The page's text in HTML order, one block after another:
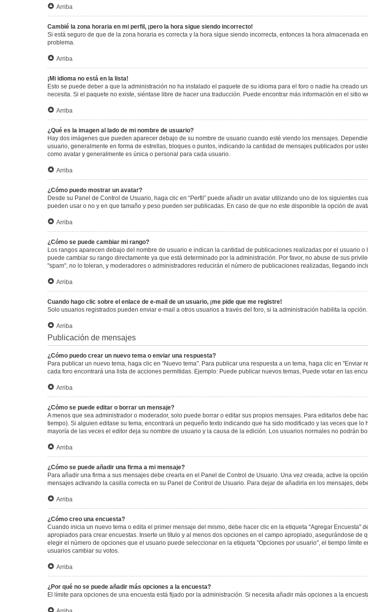
Arriba
Cambié la zona horaria en mi perfil, ¡pero la hora sigue siendo incorrecto!
Si está seguro de que de la zona horaria es correcta y la hora sigue siendo incorrecta, entonces la hora almacenada
problema.
Arriba
¡Mi idioma no está en la lista!
Esto se puede deber a que la administración no ha instalado el paquete de su idioma para el foro o nadie ha creado
necesita. Si el paquete no existe, siéntase libre de hacer una traducción. Puede encontrar más información en el sitio
Arriba
¿Qué es la imagen al lado de mi nombre de usuario?
Hay dos imágenes que pueden aparecer debajo de su nombre de usuario cuando esté viendo los mensajes.
usuario, generalmente en forma de estrellas, bloques o puntos, indicando la cantidad de mensajes publicados por
como avatar y generalmente es única o personal para cada usuario.
Arriba
¿Cómo puedo mostrar un avatar?
Desde su Panel de Control de Usuario, haga clic en “Perfil” puede añadir un avatar utilizando uno de los siguientes
pueden usar o no y en que tamaño y peso pueden ser publicadas. En caso de que no este disponible la opción de
Arriba
¿Cómo se puede cambiar mi rango?
Los rangos aparecen debajo del nombre de usuario e indican la cantidad de publicaciones realizadas por el usuario
puede cambiar su rango directamente ya que está determinado por la administración. Por favor, no abuse de sus
"spam", no lo toleran, y moderadores o administradores reducirán el número de publicaciones realizadas, llegando
Arriba
Cuando hago clic sobre el enlace de e-mail de un usuario, ¡me pide que me registre!
Solo usuarios registrados pueden enviar e-mail a otros usuarios a través del foro, si la administración habilita la
Arriba
Publicación de mensajes
¿Cómo puedo crear un nuevo tema o enviar una respuesta?
Para publicar un nuevo tema, haga clic en "Nuevo tema". Para publicar una respuesta a un tema, haga clic en
cada foro encontrará una lista de acciones permitidas. Ejemplo: Puede publicar nuevos temas, Puede votar en las
Arriba
¿Cómo se puede editar o borrar un mensaje?
A menos que sea administrador o moderador, solo puede borrar o editar sus propios mensajes. Para editarlos debe
tiempo). Si alguien editase su tema, encontrará un pequeño texto indicando que ha sido modificado y las veces que
mayoría de las veces el editor deja su nombre de usuario y la causa de la edición. Los usuarios normales no podrán
Arriba
¿Cómo se puede añadir una firma a mi mensaje?
Para añadir una firma a sus mensajes debe crearla en el Panel de Control de Usuario. Una vez creada, active la
mensajes activando la casilla correcta en su Panel de Control de Usuario. Para dejar de añadirla en los mensajes,
Arriba
¿Cómo creo una encuesta?
Cuando inicia un nuevo tema o edita el primer mensaje del mismo, debe hacer clic en la etiqueta "Agregar
apropiados para crear encuestas. Inserte un título y al menos dos opciones en el campo apropiado, asegurándose
elegir el número de opciones que el usuario puede seleccionar en la etiqueta "Opciones por usuario", el tiempo
usuarios cambiar su votos.
Arriba
¿Por qué no se puede añadir más opciones a la encuesta?
El límite para opciones de una encuesta está fijado por la administración. Si necesita añadir más opciones a la